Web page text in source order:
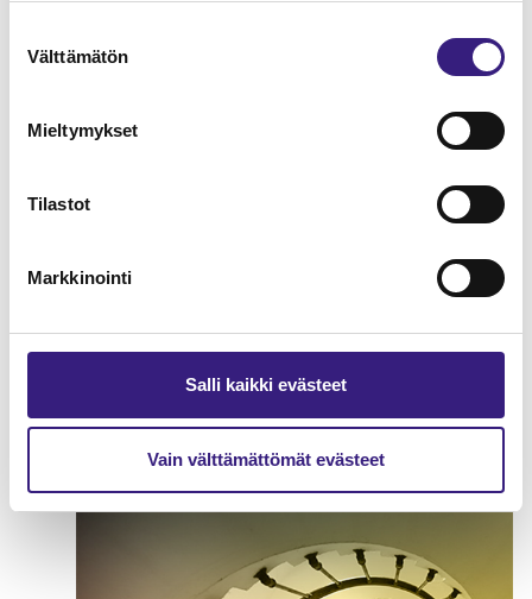
valinta
Välttämätön
Mieltymykset
Tilastot
Markkinointi
Salli kaikki evästeet
Vain välttämättömät evästeet
Henkilökuntaedut
PALKANLASKENTA